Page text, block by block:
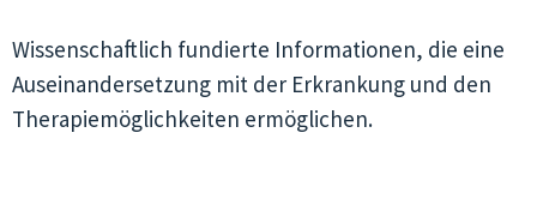
Wissenschaftlich fundierte Informationen, die eine
Auseinandersetzung mit der Erkrankung und den
Therapiemöglichkeiten ermöglichen.